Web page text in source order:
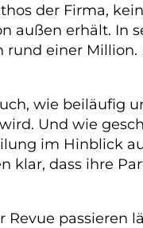
der Firma,
außen erhält. In
einer Million.
wie beiläufig
Und wie
im Hinblick
klar, dass ihre
passieren